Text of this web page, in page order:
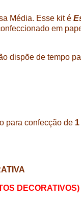
Média. Esse kit é
em
dispõe de tempo
para confecção de1
DECORATIVOS)